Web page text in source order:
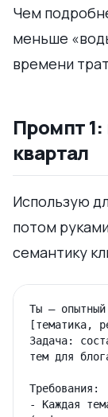
Чем
меньше
времени
Промпт
квартал
Использую
потом
семантику
Ты — опытный
[тематика,
Задача:
тем для
Требования:
- Каждая